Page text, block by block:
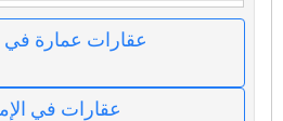
عقارات عمارة في
عقارات في